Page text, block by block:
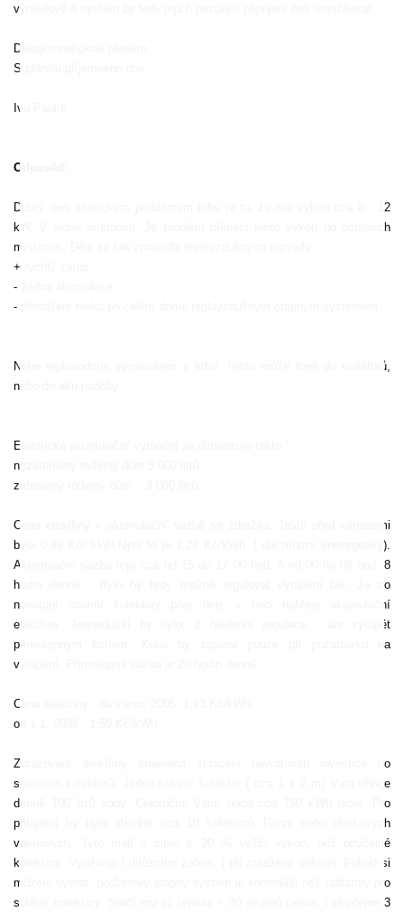
výhledově a systém by tedy jejich pozdější připojení měl umožňovat.
Děkuji mnohokrát předem,
S přáním příjemného dne
Ivo Paulík
Odpověď:
Dobrý den, klasickým problémem krbu je to, že má výkon cca 8 - 12
kW. V jedné místnosti. Je problém přenést tento výkon do ostatních
místností. Děje se tak zpravidla teplovzdušnými rozvody.
+ rychlý zátop
- žádná akumulace
- přenášení hluku po celém domě teplovzdušným otopným systémem
Nebo teplovodním výměníkem v krbu. Tento může topit do radiátorů,
nebo do aku nádoby.
Elektrické akumulační vytápění se dimenzuje takto :
nezateplený rodinný dům 5 000 litrů
zateplený rodinný dům
Cena elektřiny v akumulační sazbě se zdražila. Ještě před vánocemi
byla 0,89 Kč/ kWh.Nyní to je 1,28 Kč/kWh. ( dle místní enewrgetiky).
Akumulační sazba topí cca od 15 do 17 00 hod. A od 00 do 06 hod. 8
hodin denně.
Bylo by tedy možné regulovat vytápění tak, že co
nenatopí solární kolektory přes den, v noci nahřeje akumulační
elektřina. Jednodušší by bylo, z hlediska regulace,
ale vytápět
přímotopným kotlem. Kotel by zapínal pouze při požadavku na
vytápění. Přímotopná sazba je 20 hodin denně.
Cena elektřiny : do vánoc 2005
od 1.1. 2006
Zdražování elektřiny znamená zkrácení návratnosti investice do
solárních kolektorů. Jeden solární kolektor ( cca 1 x 2 m) Vám ohřeje
denně 100 litrů vody. Celoročně Vám, dodá cca 750 kWh tepla. Pro
přitápění by bylo vhodné cca 10 kolektorů Tixon, nebo deskových
vakuových. Tyto mají v zimě o 20 % vyšší výkon, než obyčejné
kolektory. Využívají i difůzního záření. ( při zatažené obloze). Pokud si
můžete vybrat, podlahový otopný systém je vhodnější než radiátory pro
solární kolektory. Stačí mu již teplota + 30 stupňů celsia. I obyčejné 3